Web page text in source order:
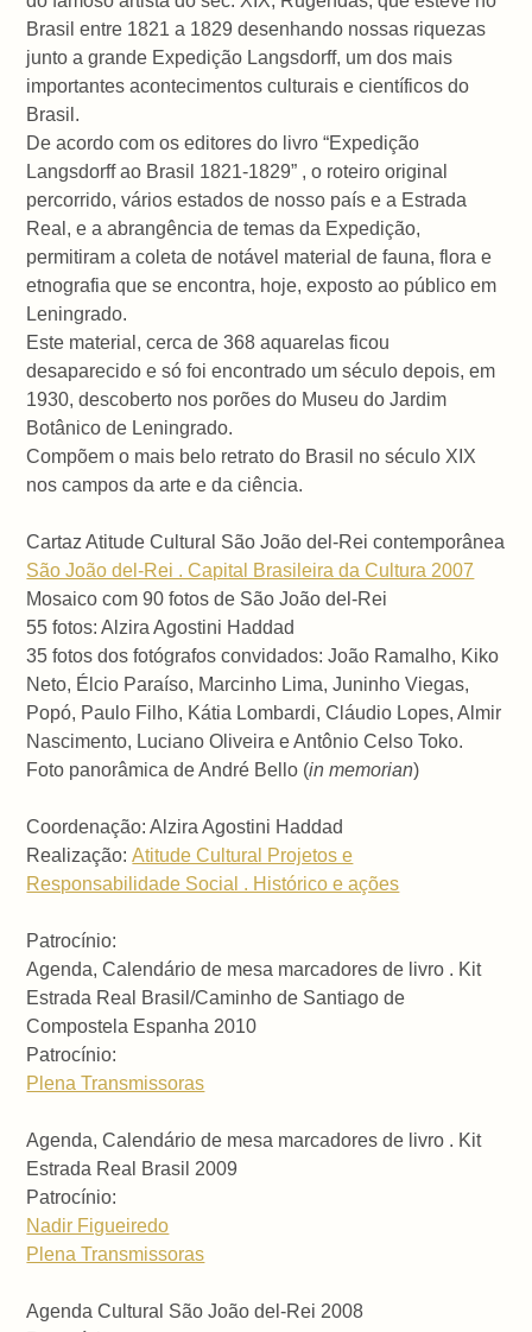
Brasil entre 1821 a 1829 desenhando nossas riquezas
junto a grande Expedição Langsdorff, um dos mais
importantes acontecimentos culturais e científicos do
Brasil.
De acordo com os editores do livro “Expedição
Langsdorff ao Brasil 1821-1829” , o roteiro original
percorrido, vários estados de nosso país e a Estrada
Real, e a abrangência de temas da Expedição,
permitiram a coleta de notável material de fauna, flora e
etnografia que se encontra, hoje, exposto ao público em
Leningrado.
Este material, cerca de 368 aquarelas ficou
desaparecido e só foi encontrado um século depois, em
1930, descoberto nos porões do Museu do Jardim
Botânico de Leningrado.
Compõem o mais belo retrato do Brasil no século XIX
nos campos da arte e da ciência.
Cartaz Atitude Cultural São João del-Rei contemporânea
São João del-Rei . Capital Brasileira da Cultura 2007
Mosaico com 90 fotos de São João del-Rei
55 fotos: Alzira Agostini Haddad
35 fotos dos fotógrafos convidados: João Ramalho, Kiko
Neto, Élcio Paraíso, Marcinho Lima, Juninho Viegas,
Popó, Paulo Filho, Kátia Lombardi, Cláudio Lopes, Almir
Nascimento, Luciano Oliveira e Antônio Celso Toko.
Foto panorâmica de André Bello (in memorian)
Coordenação: Alzira Agostini Haddad
Realização:Atitude Cultural Projetos e
Responsabilidade Social . Histórico e ações
Patrocínio:
Agenda, Calendário de mesa marcadores de livro . Kit
Estrada Real Brasil/Caminho de Santiago de
Compostela Espanha 2010
Patrocínio:
Plena Transmissoras
Agenda, Calendário de mesa marcadores de livro . Kit
Estrada Real Brasil 2009
Patrocínio:
Nadir Figueiredo
Plena Transmissoras
Agenda Cultural São João del-Rei 2008